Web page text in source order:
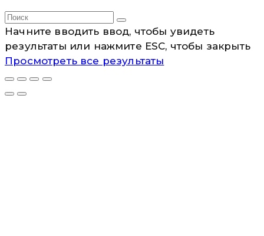
Начните вводить ввод, чтобы увидеть
результаты или нажмите ESC, чтобы закрыть
Просмотреть все результаты